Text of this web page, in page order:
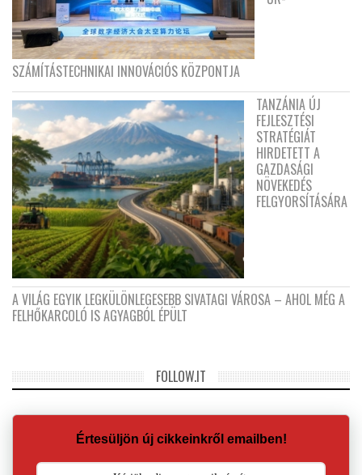
SZÁMÍTÁSTECHNIKAI INNOVÁCIÓS KÖZPONTJA
TANZÁNIA ÚJ
FEJLESZTÉSI
STRATÉGIÁT
HIRDETETT A
GAZDASÁGI
NÖVEKEDÉS
FELGYORSÍTÁSÁRA
A VILÁG EGYIK LEGKÜLÖNLEGESEBB SIVATAGI VÁROSA – AHOL MÉG A
FELHŐKARCOLÓ IS AGYAGBÓL ÉPÜLT
FOLLOW.IT
Értesüljön új cikkeinkről emailben!